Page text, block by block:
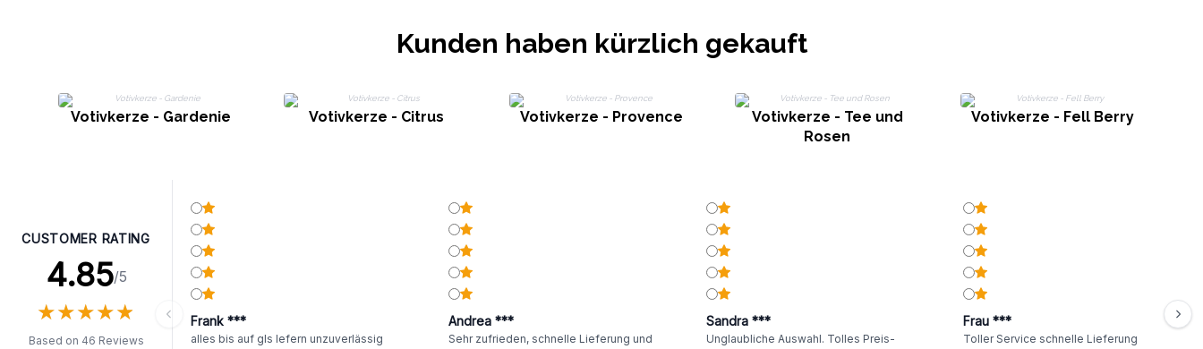
Kunden haben kürzlich gekauft
Votivkerze - Gardenie Votivkerze - Citrus Votivkerze - Provence
Votivkerze - Tee und
Rosen
Votivkerze - Fell Berry
CUSTOMER RATING
4.85/5
★★★★★
★★★★★
Based on 46 Reviews
Frank ***
alles bis auf gls lefern unzuverlässig
Andrea ***
Sehr zufrieden, schnelle Lieferung und
Sandra ***
Unglaubliche Auswahl. Tolles Preis-
Frau ***
Toller Service schnelle Lieferung